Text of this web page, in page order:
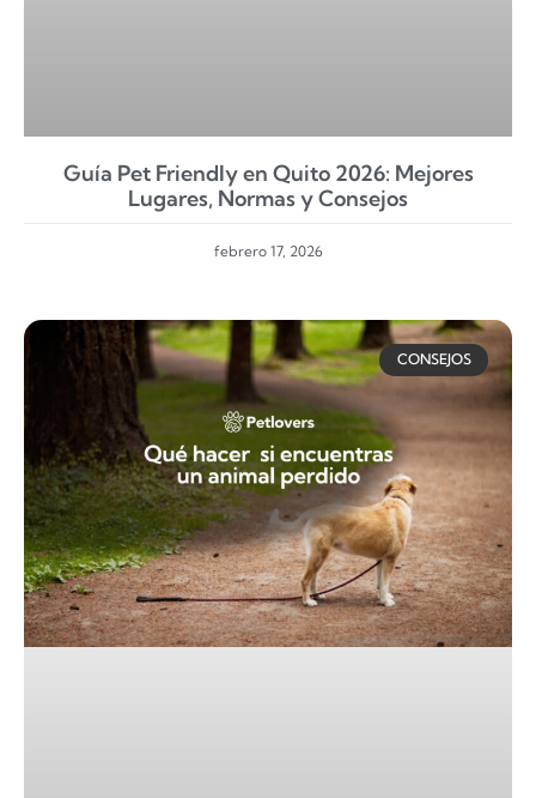
Guía Pet Friendly en Quito 2026: Mejores
Lugares, Normas y Consejos
febrero 17, 2026
CONSEJOS